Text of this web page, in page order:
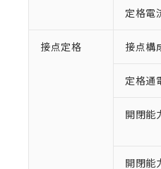
定格電
接点定格 接点構
定格通
開閉能
開閉能